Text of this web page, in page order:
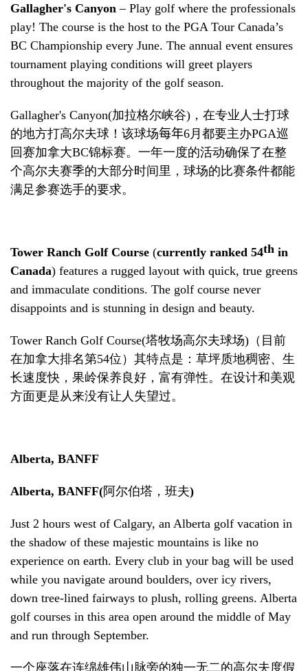
Gallagher's Canyon – Play golf where the professionals
play! The course is the host to the PGA Tour Canada’s
BC Championship every June. The annual event ensures
tournament playing conditions will greet players
throughout the majority of the golf season.
Gallagher's Canyon(加拉格尔峡谷) ， 在专业人士打球
的地方打高尔夫球！该球场每年6 月 都要主办PGA巡
回赛加拿大BC锦标赛。一年一度的活动确保了在整
个高尔夫赛季的大部分时间里，球场的比赛条件都能
满足参赛选手的要求。
Tower Ranch Golf Course (currently ranked 54th in
Canada) features a rugged layout with quick, true greens
and immaculate conditions. The golf course never
disappoints and is stunning in design and beauty.
Tower Ranch Golf Course(塔牧场高尔夫球场) （ 目前
在加拿大排名第54位） 其特点是 ： 草坪质地稠密、生
长速度快 ， 果岭保养良好 ， 富有弹性。在设计和美观
方面更是从来没有让人失望过。
Alberta, BANFF
Alberta, BANFF(阿尔伯塔 ， 班夫)
Just 2 hours west of Calgary, an Alberta golf vacation in
the shadow of these majestic mountains is like no
experience on earth. Every club in your bag will be used
while you navigate around boulders, over icy rivers,
down tree-lined fairways to plush, rolling greens. Alberta
golf courses in this area open around the middle of May
and run through September.
一个座落在连绵雄伟山脉旁的独一无二的高尔夫度假